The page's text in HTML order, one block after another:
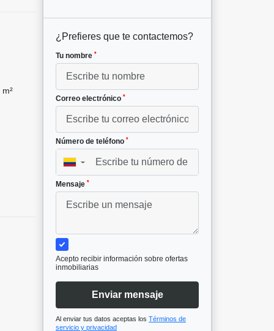
¿Prefieres que te contactemos?
Tu nombre *
Correo electrónico *
Número de teléfono *
▼
Mensaje *
Acepto recibir información sobre ofertas
inmobiliarias
Enviar mensaje
Al enviar tus datos aceptas los Términos de
servicio y privacidad